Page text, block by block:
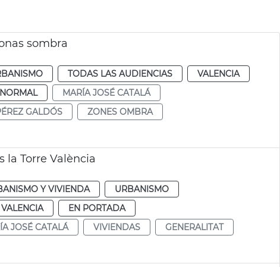
sombra
TODAS LAS AUDIENCIAS
VALENCIA
NORMAL
MARÍA JOSÉ CATALÁ
GALDÓS
ZONES OMBRA
Torre València
Y VIVIENDA
URBANISMO
VALENCIA
EN PORTADA
JOSÉ CATALÁ VIVIENDAS
GENERALITAT